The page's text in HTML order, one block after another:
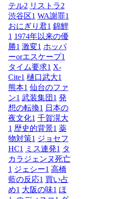
テル2 リストラ2
渋谷区1 WA謝罪1
おにぎり君1 錦鯉
1 1974年以来の優
勝1 激変1 ホッパ
ーorエスケープ1
タイム要求1 X-
Cite1 樋口武大1
熊本1 仙台のファ
ン1 武装集団 1 発
想の転換1 日本の
夜文化1 千賀滉大
1 歴史的背景1 薬
物対策1 ジョセフ
HC1 ミス連発1 タ
カラジェンヌ死亡
1 ジェシー1 高橋
藍の反応1 買い占
め1 大阪の味1 ほ